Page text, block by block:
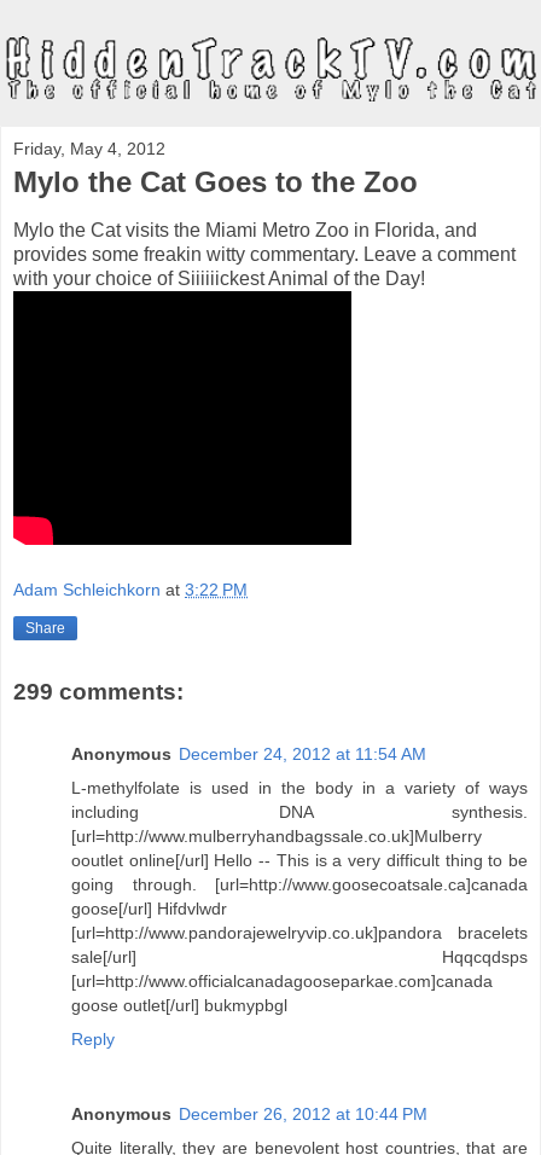
Friday, May 4, 2012
Mylo the Cat Goes to the Zoo
Mylo the Cat visits the Miami Metro Zoo in Florida, and
provides some freakin witty commentary. Leave a comment
with your choice of Siiiiiickest Animal of the Day!
Adam Schleichkorn at 3:22 PM
Share
299 comments:
Anonymous December 24, 2012 at 11:54 AM
L-methylfolate is used in the body in a variety of ways
including DNA synthesis.
[url=http://www.mulberryhandbagssale.co.uk]Mulberry
ooutlet online[/url] Hello -- This is a very difficult thing to be
going through. [url=http://www.goosecoatsale.ca]canada
goose[/url] Hifdvlwdr
[url=http://www.pandorajewelryvip.co.uk]pandora bracelets
sale[/url] Hqqcqdsps
[url=http://www.officialcanadagooseparkae.com]canada
goose outlet[/url] bukmypbgl
Reply
Anonymous December 26, 2012 at 10:44 PM
Quite literally, they are benevolent host countries, that are